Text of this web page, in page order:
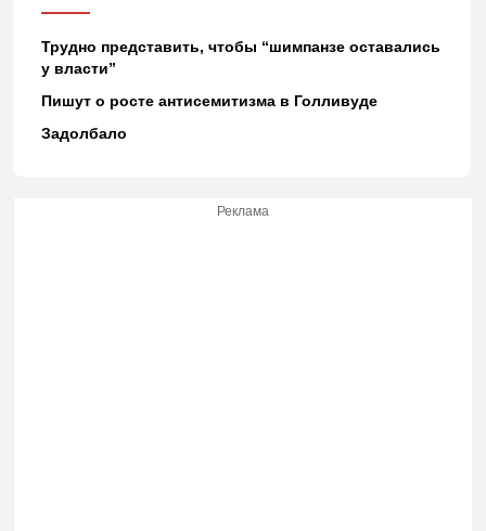
Трудно представить, чтобы “шимпанзе оставались
у власти”
Пишут о росте антисемитизма в Голливуде
Задолбало
Реклама